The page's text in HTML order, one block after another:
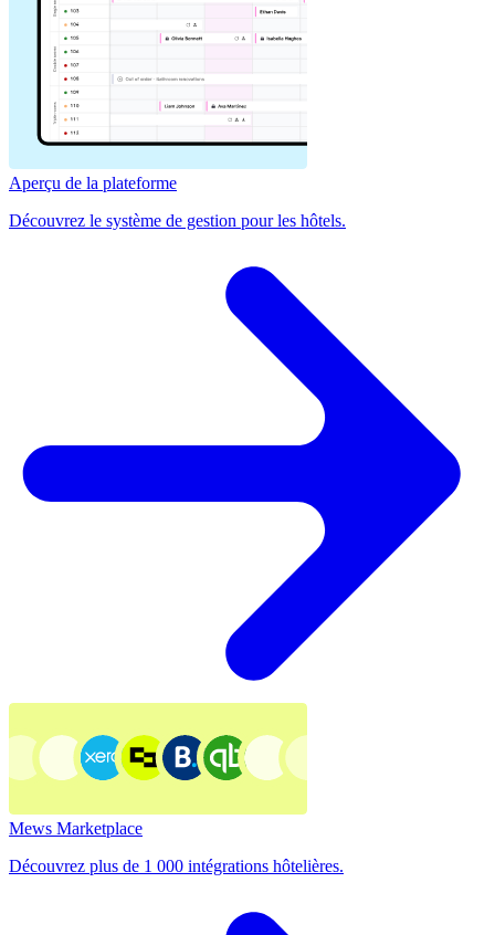
Aperçu de la plateforme
Découvrez le système de gestion pour les hôtels.
Mews Marketplace
Découvrez plus de 1 000 intégrations hôtelières.